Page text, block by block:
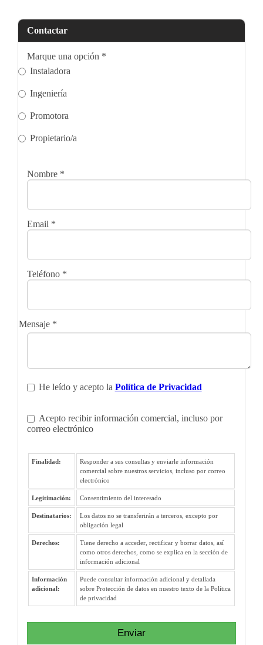
Contactar
Marque una opción *
Instaladora
Ingeniería
Promotora
Propietario/a
Nombre *
Email *
Teléfono *
Mensaje *
He leído y acepto la Política de Privacidad
Acepto recibir información comercial, incluso por
correo electrónico
Finalidad:
Responder a sus consultas y enviarle información
comercial sobre nuestros servicios, incluso por correo
electrónico
Legitimación: Consentimiento del interesado
Destinatarios:
Los datos no se transferirán a terceros, excepto por
obligación legal
Derechos:
Tiene derecho a acceder, rectificar y borrar datos, así
como otros derechos, como se explica en la sección de
información adicional
Información
adicional:
Puede consultar información adicional y detallada
sobre Protección de datos en nuestro texto de la Política
de privacidad
Enviar